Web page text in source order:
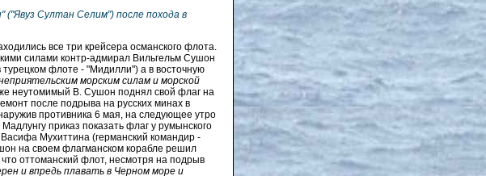
("Явуз Султан Селим") после похода в
все три крейсера османского флота.
силами контр-адмирал Вильгельм Сушон
флоте - "Мидилли") а в восточную
морским силам и морской
неутомимый В. Сушон поднял свой флаг на
после подрыва на русских минах в
противника 6 мая, на следующее утро
приказ показать флаг у румынского
Мухиттина (германский командир -
на своем флагманском корабле решил
оттоманский флот, несмотря на подрыв
и впредь плавать в Черном море и